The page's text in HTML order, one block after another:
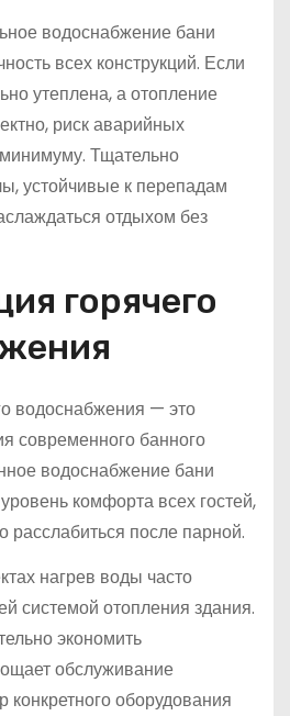
водоснабжение бани
всех конструкций. Если
утеплена, а отопление
риск аварийных
Тщательно
устойчивые к перепадам
отдыхом без
горячего
водоснабжения — это
современного банного
водоснабжение бани
комфорта всех гостей,
расслабиться после парной.
нагрев воды часто
системой отопления здания.
экономить
обслуживание
оборудования